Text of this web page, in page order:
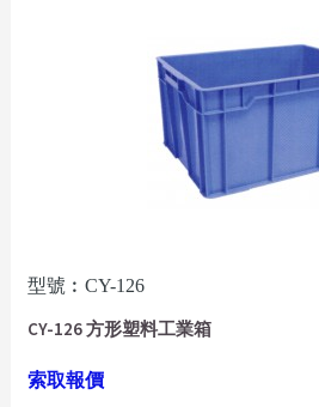
型號︰CY-126
CY-126 方形塑料工業箱
索取報價